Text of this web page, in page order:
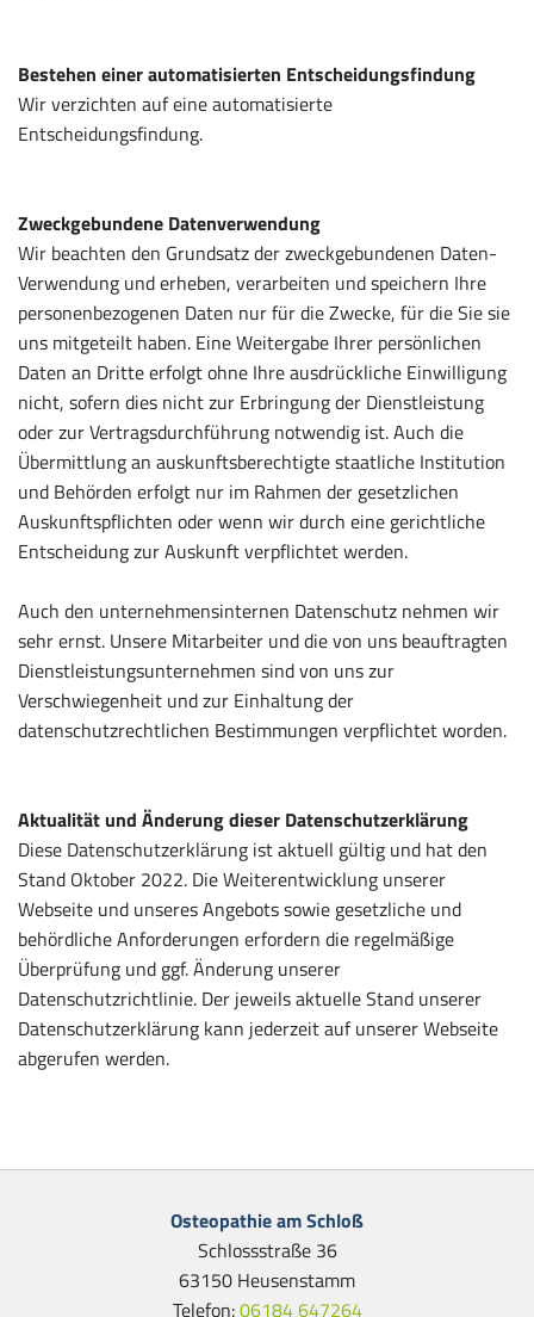
Bestehen einer automatisierten Entscheidungsfindung
Wir verzichten auf eine automatisierte
Entscheidungsfindung.
Zweckgebundene Datenverwendung
Wir beachten den Grundsatz der zweckgebundenen Daten-
Verwendung und erheben, verarbeiten und speichern Ihre
personenbezogenen Daten nur für die Zwecke, für die Sie sie
uns mitgeteilt haben. Eine Weitergabe Ihrer persönlichen
Daten an Dritte erfolgt ohne Ihre ausdrückliche Einwilligung
nicht, sofern dies nicht zur Erbringung der Dienstleistung
oder zur Vertragsdurchführung notwendig ist. Auch die
Übermittlung an auskunftsberechtigte staatliche Institution
und Behörden erfolgt nur im Rahmen der gesetzlichen
Auskunftspflichten oder wenn wir durch eine gerichtliche
Entscheidung zur Auskunft verpflichtet werden.
Auch den unternehmensinternen Datenschutz nehmen wir
sehr ernst. Unsere Mitarbeiter und die von uns beauftragten
Dienstleistungsunternehmen sind von uns zur
Verschwiegenheit und zur Einhaltung der
datenschutzrechtlichen Bestimmungen verpflichtet worden.
Aktualität und Änderung dieser Datenschutzerklärung
Diese Datenschutzerklärung ist aktuell gültig und hat den
Stand Oktober 2022. Die Weiterentwicklung unserer
Webseite und unseres Angebots sowie gesetzliche und
behördliche Anforderungen erfordern die regelmäßige
Überprüfung und ggf. Änderung unserer
Datenschutzrichtlinie. Der jeweils aktuelle Stand unserer
Datenschutzerklärung kann jederzeit auf unserer Webseite
abgerufen werden.
Osteopathie am Schloß
Schlossstraße 36
63150 Heusenstamm
Telefon:06184 647264